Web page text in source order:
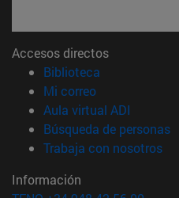
Accesos directos
Biblioteca
Mi correo(abre en
Aula virtual ADI
Búsqueda de personas
Trabaja con nosotros
Información